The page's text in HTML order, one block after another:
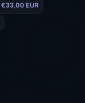
€33,00 EUR